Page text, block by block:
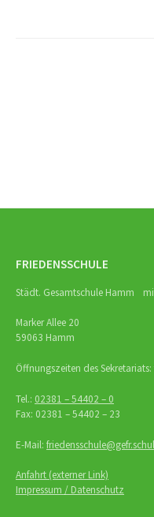
FRIEDENSSCHULE
Städt. Gesamtschule Hamm
Marker Allee 20
59063 Hamm
Öffnungszeiten des
Tel.: 02381 – 54402 – 0
Fax: 02381 – 54402 – 23
E-Mail:
Anfahrt (externer Link)
Impressum / Datenschutz